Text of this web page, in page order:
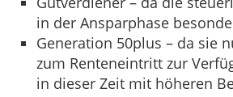
in der Ansparphase
Generation 50plus – da sie
zum Renteneintritt zur
in dieser Zeit mit höheren